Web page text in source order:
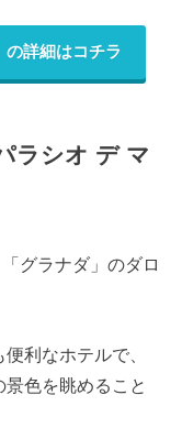
の詳細はコチラ
ラシオ デ マ
グラナダ」のダロ
利なホテルで、
色を眺めること